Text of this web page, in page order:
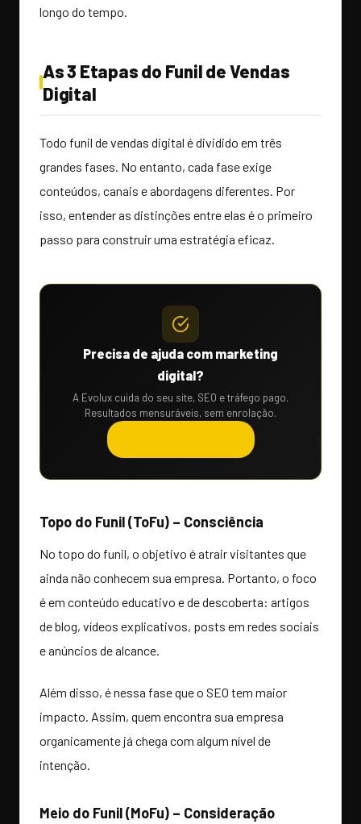
longo do tempo.
As 3 Etapas do Funil de Vendas
Digital
Todo funil de vendas digital é dividido em três
grandes fases. No entanto, cada fase exige
conteúdos, canais e abordagens diferentes. Por
isso, entender as distinções entre elas é o primeiro
passo para construir uma estratégia eficaz.
Precisa de ajuda com marketing
digital?
A Evolux cuida do seu site, SEO e tráfego pago.
Resultados mensuráveis, sem enrolação.
Topo do Funil (ToFu) – Consciência
No topo do funil, o objetivo é atrair visitantes que
ainda não conhecem sua empresa. Portanto, o foco
é em conteúdo educativo e de descoberta: artigos
de blog, vídeos explicativos, posts em redes sociais
e anúncios de alcance.
Além disso, é nessa fase que o SEO tem maior
impacto. Assim, quem encontra sua empresa
organicamente já chega com algum nível de
intenção.
Meio do Funil (MoFu) – Consideração